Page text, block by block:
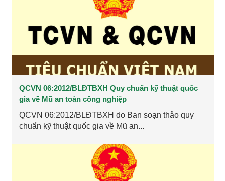
QCVN 06:2012/BLĐTBXH Quy chuẩn kỹ thuật quốc
gia về Mũ an toàn công nghiệp
QCVN 06:2012/BLĐTBXH do Ban soạn thảo quy
chuẩn kỹ thuật quốc gia về Mũ an...